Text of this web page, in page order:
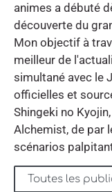
animes a débuté
découverte du
Mon objectif à
meilleur de
simultané avec le
officielles et
Shingeki no
Alchemist, de par
scénarios
Toutes les